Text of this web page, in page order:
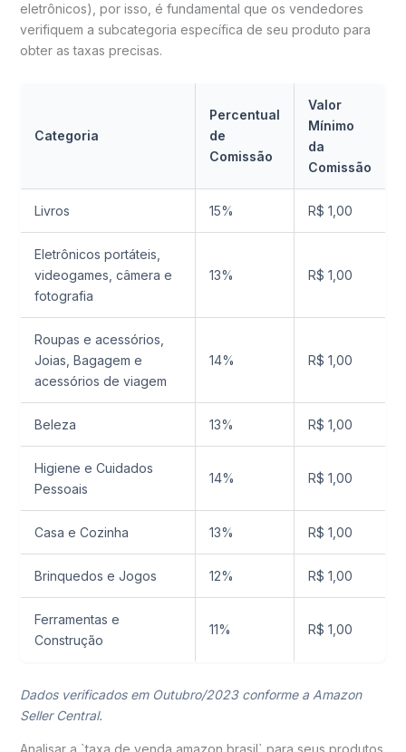
eletrônicos), por isso, é fundamental que os vendedores
verifiquem a subcategoria específica de seu produto para
obter as taxas precisas.
Categoria
Percentual
de
Comissão
Valor
Mínimo
da
Comissão
Livros 15% R$ 1,00
Eletrônicos portáteis,
videogames, câmera e
fotografia
13% R$ 1,00
Roupas e acessórios,
Joias, Bagagem e
acessórios de viagem
14% R$ 1,00
Beleza 13% R$ 1,00
Higiene e Cuidados
Pessoais
14% R$ 1,00
Casa e Cozinha 13% R$ 1,00
Brinquedos e Jogos 12% R$ 1,00
Ferramentas e
Construção
11% R$ 1,00
Dados verificados em Outubro/2023 conforme a Amazon
Seller Central.
Analisar a `taxa de venda amazon brasil` para seus produtos